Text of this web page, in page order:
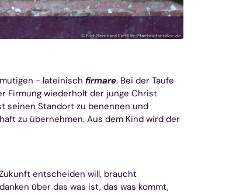
© Bild: Bernhard Riedl In: Pfarrbriefservice.de
- lateinisch firmare. Bei der Taufe
Firmung wiederholt der junge Christ
seinen Standort zu benennen und
zu übernehmen. Aus dem Kind wird der
entscheiden will, braucht
über das was ist, das was kommt,